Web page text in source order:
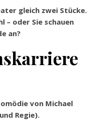
– oder Sie schauen
an?
von Michael
Regie).